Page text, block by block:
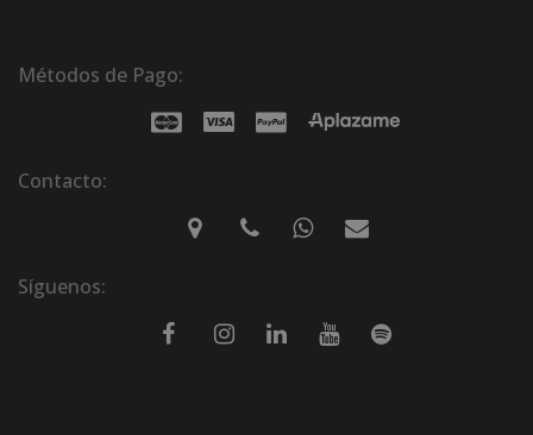
Métodos de Pago:
Contacto:
Síguenos: